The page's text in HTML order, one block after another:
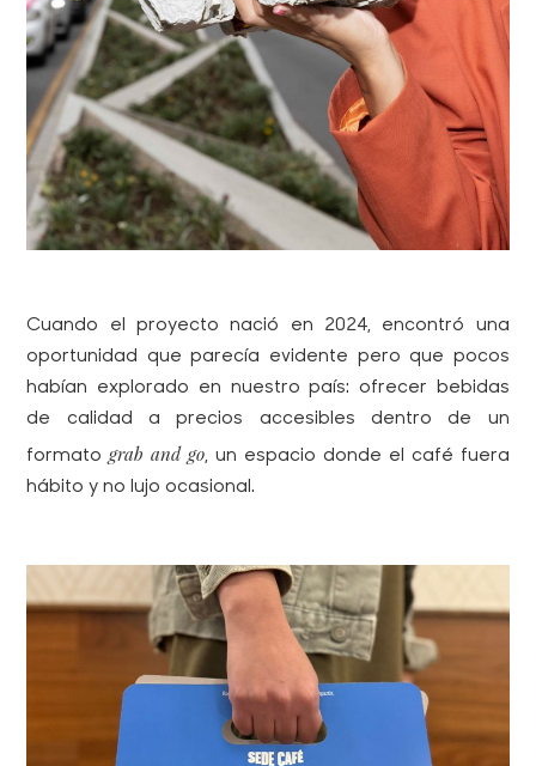
Cuando el proyecto nació en 2024, encontró una
oportunidad que parecía evidente pero que pocos
habían explorado en nuestro país: ofrecer bebidas
de calidad a precios accesibles dentro de un
formatograb and go, un espacio donde el café fuera
hábito y no lujo ocasional.